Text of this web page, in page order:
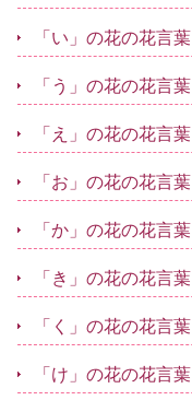
「い」の花の花言葉
「う」の花の花言葉
「え」の花の花言葉
「お」の花の花言葉
「か」の花の花言葉
「き」の花の花言葉
「く」の花の花言葉
「け」の花の花言葉